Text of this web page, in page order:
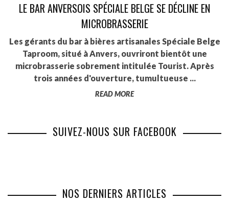
LE BAR ANVERSOIS SPÉCIALE BELGE SE DÉCLINE EN
MICROBRASSERIE
Les gérants du bar à bières artisanales Spéciale Belge
Taproom, situé à Anvers, ouvriront bientôt une
microbrasserie sobrement intitulée Tourist. Après
trois années d'ouverture, tumultueuse ...
READ MORE
SUIVEZ-NOUS SUR FACEBOOK
NOS DERNIERS ARTICLES